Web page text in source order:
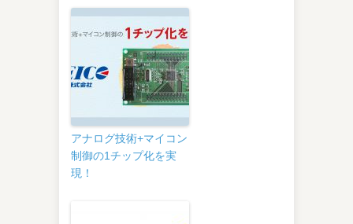
アナログ技術+マイコン
制御の1チップ化を実
現！